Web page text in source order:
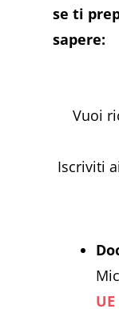
se ti
sapere:
Vuoi
Iscriviti